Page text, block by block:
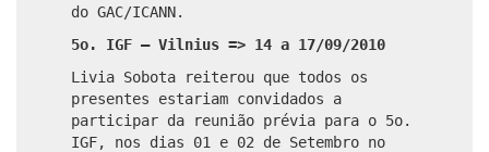
do GAC/ICANN.
5o. IGF – Vilnius => 14 a 17/09/2010
Livia Sobota reiterou que todos os
presentes estariam convidados a
participar da reunião prévia para o 5o.
IGF, nos dias 01 e 02 de Setembro no